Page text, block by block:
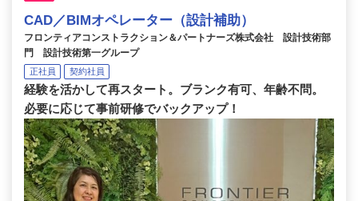
CAD／BIMオペレーター（設計補助）
フロンティアコンストラクション＆パートナーズ株式会社 設計技術部
門 設計技術第一グループ
正社員 契約社員
経験を活かして再スタート。ブランク有可、年齢不問。
必要に応じて事前研修でバックアップ！